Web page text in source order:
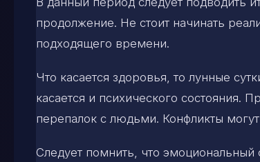
продолжение. Не стоит начинать
подходящего времени.
Что касается здоровья, то лунные
касается и психического состояния.
перепалок с людьми. Конфликты
Следует помнить, что